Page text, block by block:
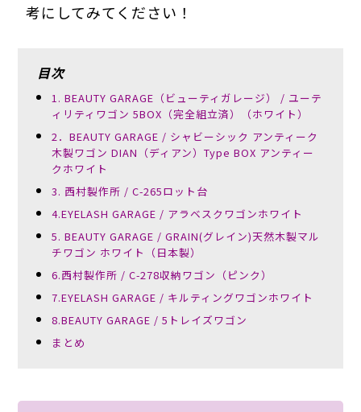
考にしてみてください！
目次
1. BEAUTY GARAGE（ビューティガレージ） / ユーテ
ィリティワゴン 5BOX（完全組立済）（ホワイト）
2．BEAUTY GARAGE / シャビーシック アンティーク
木製ワゴン DIAN（ディアン）Type BOX アンティー
クホワイト
3. 西村製作所 / C-265ロット台
4.EYELASH GARAGE / アラベスクワゴンホワイト
5. BEAUTY GARAGE / GRAIN(グレイン)天然木製マル
チワゴン ホワイト（日本製）
6.西村製作所 / C-278収納ワゴン（ピンク）
7.EYELASH GARAGE / キルティングワゴンホワイト
8.BEAUTY GARAGE / 5トレイズワゴン
まとめ